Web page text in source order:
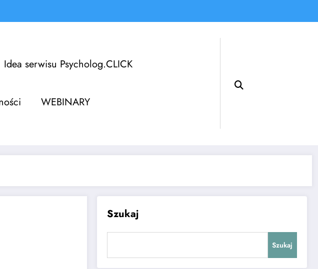
Idea serwisu Psycholog.CLICK
WEBINARY
Szukaj
Szukaj